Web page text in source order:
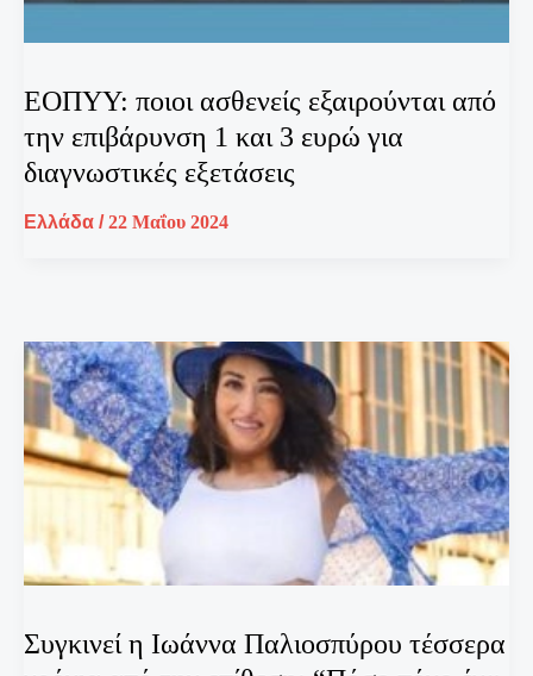
ΕΟΠΥΥ: ποιοι ασθενείς εξαιρούνται από
την επιβάρυνση 1 και 3 ευρώ για
διαγνωστικές εξετάσεις
Ελλάδα /22 Μαΐου 2024
Συγκινεί η Ιωάννα Παλιοσπύρου τέσσερα